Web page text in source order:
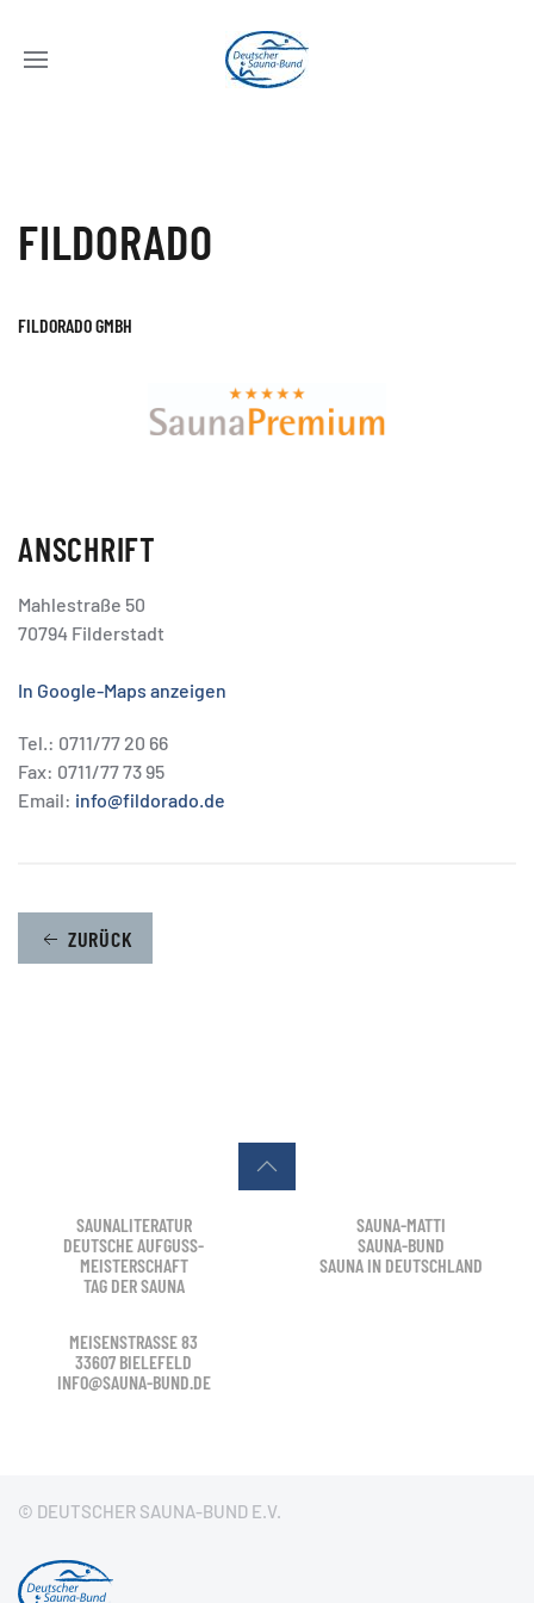
FILDORADO
FILDORADO GMBH
ANSCHRIFT
Mahlestraße 50
70794 Filderstadt
In Google-Maps anzeigen
Tel.: 0711/77 20 66
Fax: 0711/77 73 95
Email: info@fildorado.de
ZURÜCK
SAUNALITERATUR
DEUTSCHE AUFGUSS-
MEISTERSCHAFT
TAG DER SAUNA
SAUNA-MATTI
SAUNA-BUND
SAUNA IN DEUTSCHLAND
MEISENSTRASSE 83
33607 BIELEFELD
INFO@SAUNA-BUND.DE
© DEUTSCHER SAUNA-BUND E.V.